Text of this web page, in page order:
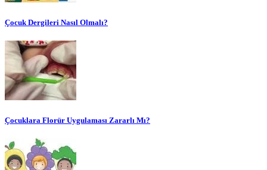
Çocuk Dergileri Nasıl Olmalı?
Çocuklara Florür Uygulaması Zararlı Mı?